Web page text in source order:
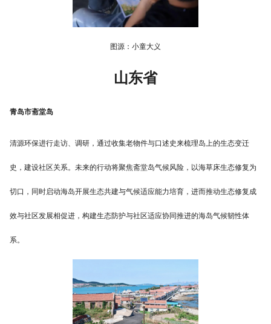
图源：小童大义
山东省
青岛市斋堂岛
清源环保进行走访、调研，通过收集老物件与口述史来梳理岛上的生态变迁
史，建设社区关系。未来的行动将聚焦斋堂岛气候风险，以海草床生态修复为
切口，同时启动海岛开展生态共建与气候适应能力培育，进而推动生态修复成
效与社区发展相促进，构建生态防护与社区适应协同推进的海岛气候韧性体
系。